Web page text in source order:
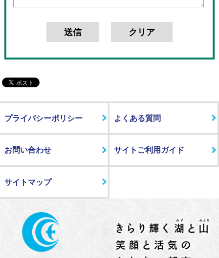
プライバシーポリシー よくある質問
お問い合わせ サイトご利用ガイド
サイトマップ